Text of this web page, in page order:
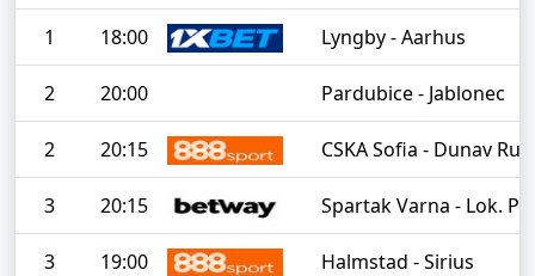
1 18:00 Lyngby - Aarhus
2 20:00 Pardubice - Jablonec
2 20:15 CSKA Sofia - Dunav
3 20:15 Spartak Varna - Lok.
3 19:00 Halmstad - Sirius